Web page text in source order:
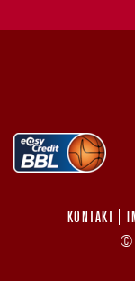
KONTAKT
©